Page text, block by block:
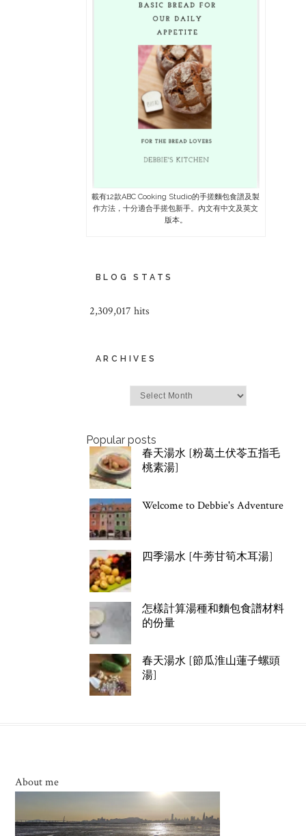
載有12款ABC Cooking Studio的手搓麵包食譜及製
作方法，十分適合手搓包新手。內文有中文及英文
版本。
BLOG STATS
2,309,017 hits
ARCHIVES
Popular posts
春天湯水 [粉葛土伏苓五指毛
桃素湯]
Welcome to Debbie's Adventure
四季湯水 [牛蒡甘筍木耳湯]
怎樣計算湯種和麵包食譜材料
的份量
春天湯水 [節瓜淮山蓮子螺頭
湯]
About me